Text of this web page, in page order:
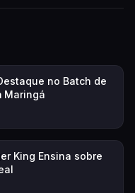
no Batch de
Maringá
King Ensina sobre